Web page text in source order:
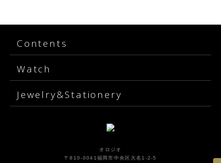
Contents
Watch
Jewelry&Stationery
オロジオ
〒810-0041福岡市中央区大名1-2-5